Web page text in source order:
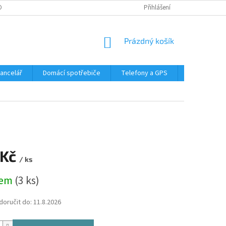
OCHRANY OSOBNÍCH ÚDAJŮ Přihlášení
NÁKUPNÍ
Prázdný košík
Domácí spotřebiče Telefony a GPS
/ ks
(3 ks)
do: 11.8.2026